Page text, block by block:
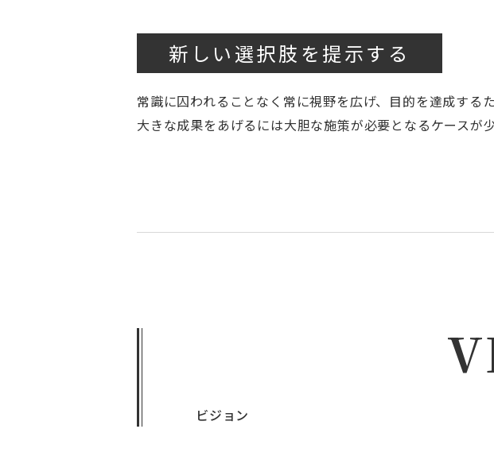
新しい選択肢を提示する
常識に囚われることなく常に視野を広げ、目的を達成する
大きな成果をあげるには大胆な施策が必要となるケースが
ビジョン